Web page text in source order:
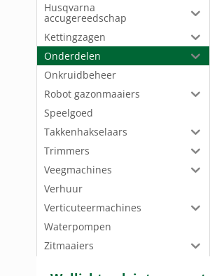
Husqvarna
accugereedschap
Kettingzagen
Onderdelen
Onkruidbeheer
Robot gazonmaaiers
Speelgoed
Takkenhakselaars
Trimmers
Veegmachines
Verhuur
Verticuteermachines
Waterpompen
Zitmaaiers